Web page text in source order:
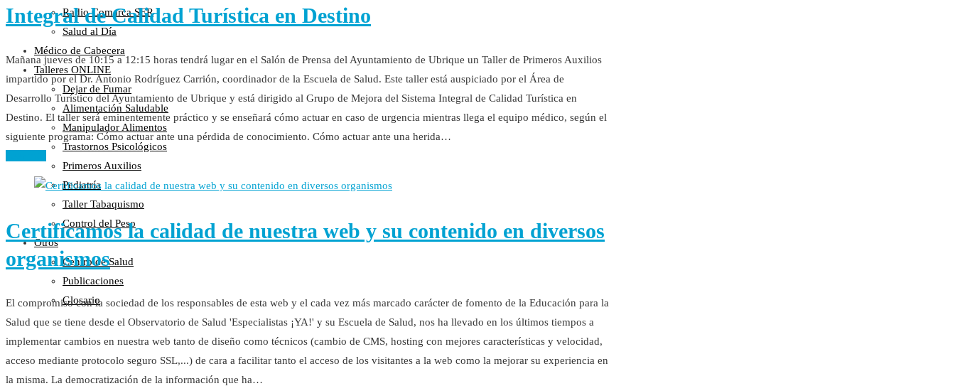
Radio Comarca SER
Salud al Día
Médico de Cabecera
Talleres ONLINE
Dejar de Fumar
Alimentación Saludable
Manipulador Alimentos
Trastornos Psicológicos
Primeros Auxilios
Pediatría
Taller Tabaquismo
Control del Peso
Otros
Centro de Salud
Publicaciones
Glosario
Integral de Calidad Turística en Destino
Mañana jueves de 10:15 a 12:15 horas tendrá lugar en el Salón de Prensa del Ayuntamiento de Ubrique un Taller de Primeros Auxilios
impartido por el Dr. Antonio Rodríguez Carrión, coordinador de la Escuela de Salud. Este taller está auspiciado por el Área de
Desarrollo Turístico del Ayuntamiento de Ubrique y está dirigido al Grupo de Mejora del Sistema Integral de Calidad Turística en
Destino. El taller será eminentemente práctico y se enseñará cómo actuar en caso de urgencia mientras llega el equipo médico, según el
siguiente programa: Cómo actuar ante una pérdida de conocimiento. Cómo actuar ante una herida…
Certificamos la calidad de nuestra web y su contenido en diversos
organismos
El compromiso con la sociedad de los responsables de esta web y el cada vez más marcado carácter de fomento de la Educación para la
Salud que se tiene desde el Observatorio de Salud 'Especialistas ¡YA!' y su Escuela de Salud, nos ha llevado en los últimos tiempos a
implementar cambios en nuestra web tanto de diseño como técnicos (cambio de CMS, hosting con mejores características y velocidad,
acceso mediante protocolo seguro SSL,...) de cara a facilitar tanto el acceso de los visitantes a la web como la mejorar su experiencia en
la misma. La democratización de la información que ha…